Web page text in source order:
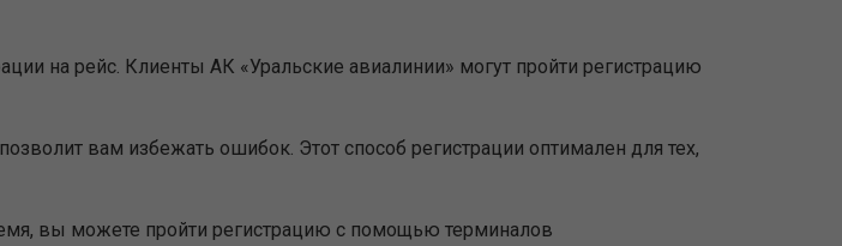
на рейс. Клиенты АК «Уральские авиалинии» могут пройти регистрацию
вам избежать ошибок. Этот способ регистрации оптимален для тех,
вы можете пройти регистрацию с помощью терминалов